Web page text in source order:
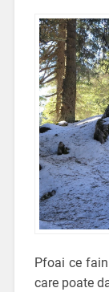
Pfoai ce
care poate